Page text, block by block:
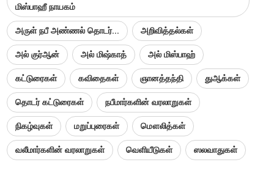
மிஸ்பாஹீ நாயகம்
அருள் நபீ அண்ணல் தொடர்... அறிவித்தல்கள்
அல் குர்ஆன் அல் மிஷ்காத் அல் மிஸ்பாஹ்
கட்டுரைகள் கவிதைகள் ஞானத்தந்தி துஆக்கள்
தொடர் கட்டுரைகள் நபீமார்களின் வரலாறுகள்
நிகழ்வுகள் மறுப்புரைகள் மௌலித்கள்
வலீமார்களின் வரலாறுகள் வெளியீடுகள் ஸலவாதுகள்